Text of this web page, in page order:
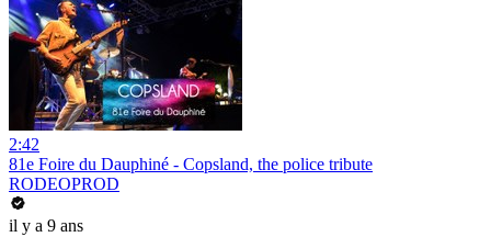
2:42
81e Foire du Dauphiné - Copsland, the police tribute
RODEOPROD
il y a 9 ans